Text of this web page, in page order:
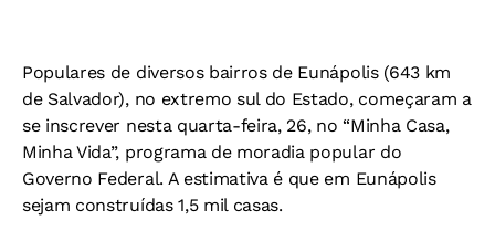
Populares de diversos bairros de Eunápolis (643 km
de Salvador), no extremo sul do Estado, começaram a
se inscrever nesta quarta-feira, 26, no “Minha Casa,
Minha Vida”, programa de moradia popular do
Governo Federal. A estimativa é que em Eunápolis
sejam construídas 1,5 mil casas.